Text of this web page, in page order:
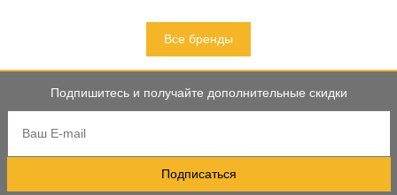
Все бренды
Подпишитесь и получайте дополнительные скидки
Подписаться